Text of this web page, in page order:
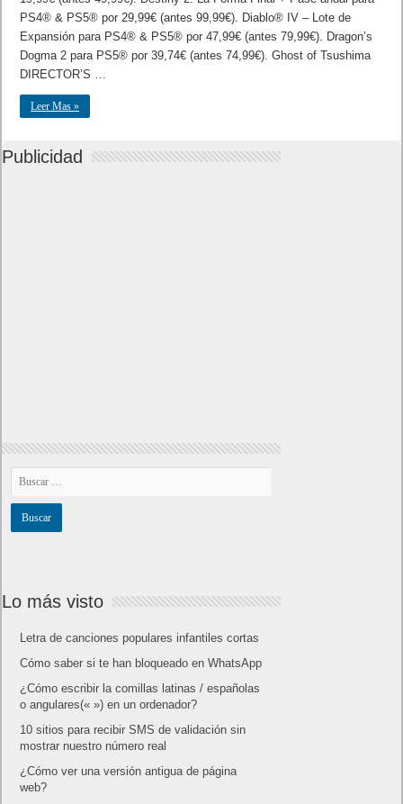
PS4® & PS5® por 29,99€ (antes 99,99€). Diablo® IV – Lote de
Expansión para PS4® & PS5® por 47,99€ (antes 79,99€). Dragon’s
Dogma 2 para PS5® por 39,74€ (antes 74,99€). Ghost of Tsushima
DIRECTOR’S …
Leer Mas »
Publicidad
Lo más visto
Letra de canciones populares infantiles cortas
Cómo saber si te han bloqueado en WhatsApp
¿Cómo escribir la comillas latinas / españolas
o angulares(« ») en un ordenador?
10 sitios para recibir SMS de validación sin
mostrar nuestro número real
¿Cómo ver una versión antigua de página
web?